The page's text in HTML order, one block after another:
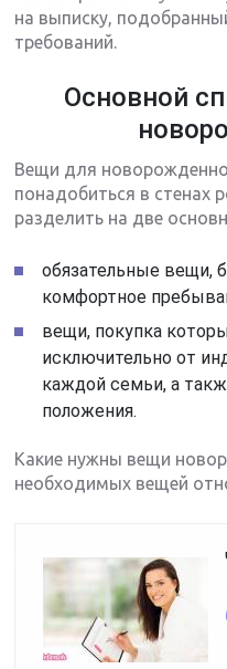
на выписку,
требований.
Основной
Вещи для
понадобиться в
разделить на две
обязательные вещи,
комфортное
вещи, покупка
исключительно от
каждой семьи, а
положения.
Какие нужны вещи
необходимых вещей